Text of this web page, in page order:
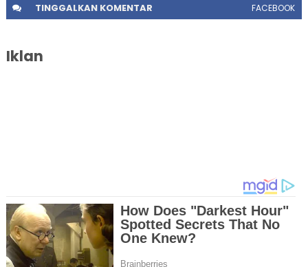
TINGGALKANKOMENTAR FACEBOOK
Iklan